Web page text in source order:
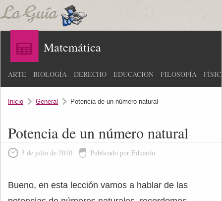
Matemática
ARTE BIOLOGÍA DERECHO EDUCACIÓN FILOSOFÍA
Inicio General Potencia de un número natural
Potencia de un número natural
3 de julio de 2010 Publicado por Eduardo
Bueno, en esta lección vamos a hablar de las